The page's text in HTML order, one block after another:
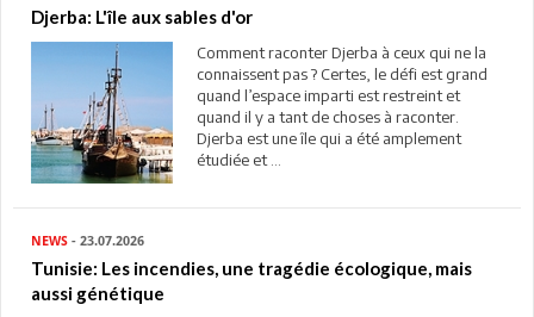
Djerba: L'île aux sables d'or
Comment raconter Djerba à ceux qui ne la
connaissent pas ? Certes, le défi est grand
quand l’espace imparti est restreint et
quand il y a tant de choses à raconter.
Djerba est une île qui a été amplement
étudiée et ...
NEWS - 23.07.2026
Tunisie: Les incendies, une tragédie écologique, mais
aussi génétique